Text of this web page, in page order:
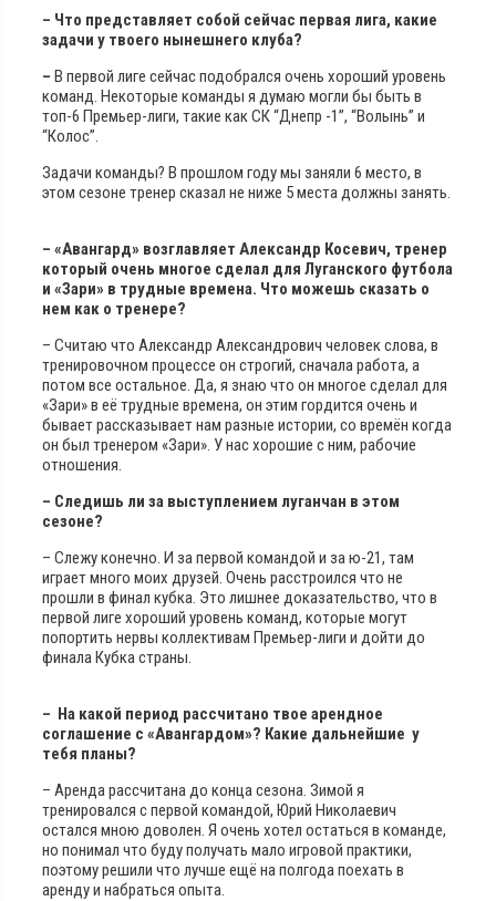
– Что представляет собой сейчас первая лига, какие
задачи у твоего нынешнего клуба?
– В первой лиге сейчас подобрался очень хороший уровень
команд. Некоторые команды я думаю могли бы быть в
топ-6 Премьер-лиги, такие как СК “Днепр -1”, “Волынь” и
“Колос”.
Задачи команды? В прошлом году мы заняли 6 место, в
этом сезоне тренер сказал не ниже 5 места должны занять.
– «Авангард» возглавляет Александр Косевич, тренер
который очень многое сделал для Луганского футбола
и «Зари» в трудные времена. Что можешь сказать о
нем как о тренере?
– Считаю что Александр Александрович человек слова, в
тренировочном процессе он строгий, сначала работа, а
потом все остальное. Да, я знаю что он многое сделал для
«Зари» в её трудные времена, он этим гордится очень и
бывает рассказывает нам разные истории, со времён когда
он был тренером «Зари». У нас хорошие с ним, рабочие
отношения.
– Следишь ли за выступлением луганчан в этом
сезоне?
– Слежу конечно. И за первой командой и за ю-21, там
играет много моих друзей. Очень расстроился что не
прошли в финал кубка. Это лишнее доказательство, что в
первой лиге хороший уровень команд, которые могут
попортить нервы коллективам Премьер-лиги и дойти до
финала Кубка страны.
– На какой период рассчитано твое арендное
соглашение с «Авангардом»? Какие дальнейшие у
тебя планы?
– Аренда рассчитана до конца сезона. Зимой я
тренировался с первой командой, Юрий Николаевич
остался мною доволен. Я очень хотел остаться в команде,
но понимал что буду получать мало игровой практики,
поэтому решили что лучше ещё на полгода поехать в
аренду и набраться опыта.